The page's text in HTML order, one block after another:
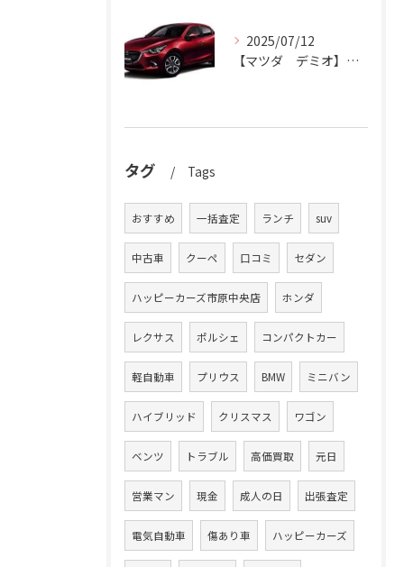
2025/07/12
【マツダ デミオ】デミオの買取りはハッピーカーズ市原中央店におまかせ。
タグ Tags
おすすめ 一括査定 ランチ suv
中古車 クーペ 口コミ セダン
ハッピーカーズ市原中央店 ホンダ
レクサス ポルシェ コンパクトカー
軽自動車 プリウス BMW ミニバン
ハイブリッド クリスマス ワゴン
ベンツ トラブル 高価買取 元日
営業マン 現金 成人の日 出張査定
電気自動車 傷あり車 ハッピーカーズ